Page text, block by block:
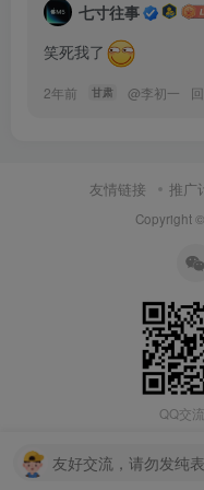
七寸往事
笑死我了
2年前 甘肃 @李初一
友情链接 推广
Copyright
QQ交